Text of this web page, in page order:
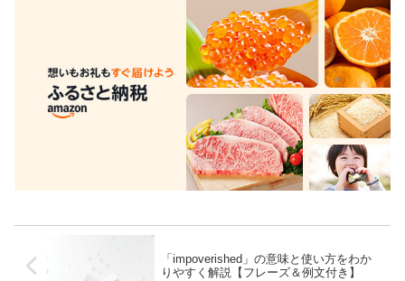
「impoverished」の意味と使い方をわか
りやすく解説【フレーズ＆例文付き】